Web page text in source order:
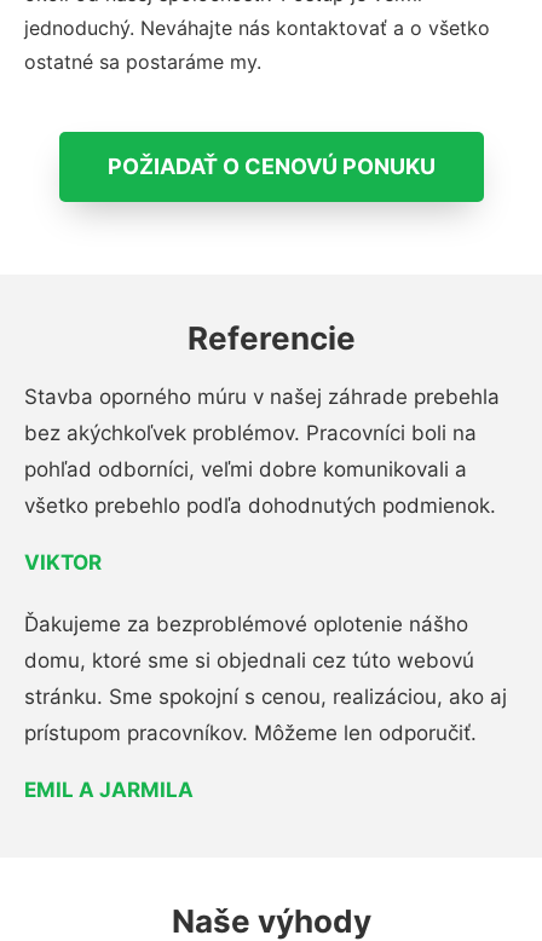
jednoduchý. Neváhajte nás kontaktovať a o všetko
ostatné sa postaráme my.
POŽIADAŤ O CENOVÚ PONUKU
Referencie
Stavba oporného múru v našej záhrade prebehla
bez akýchkoľvek problémov. Pracovníci boli na
pohľad odborníci, veľmi dobre komunikovali a
všetko prebehlo podľa dohodnutých podmienok.
VIKTOR
Ďakujeme za bezproblémové oplotenie nášho
domu, ktoré sme si objednali cez túto webovú
stránku. Sme spokojní s cenou, realizáciou, ako aj
prístupom pracovníkov. Môžeme len odporučiť.
EMIL A JARMILA
Naše výhody